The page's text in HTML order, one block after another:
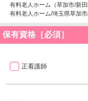
有料老人ホーム（草加市/新田
有料老人ホーム/埼玉県草加
保有資格［必須］
正看護師